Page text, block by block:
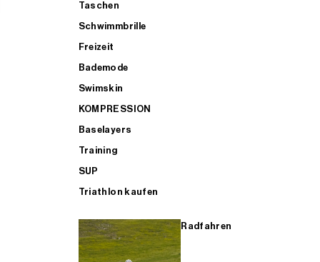
Taschen
Schwimmbrille
Freizeit
Bademode
Swimskin
KOMPRESSION
Baselayers
Training
SUP
Triathlon kaufen
Radfahren